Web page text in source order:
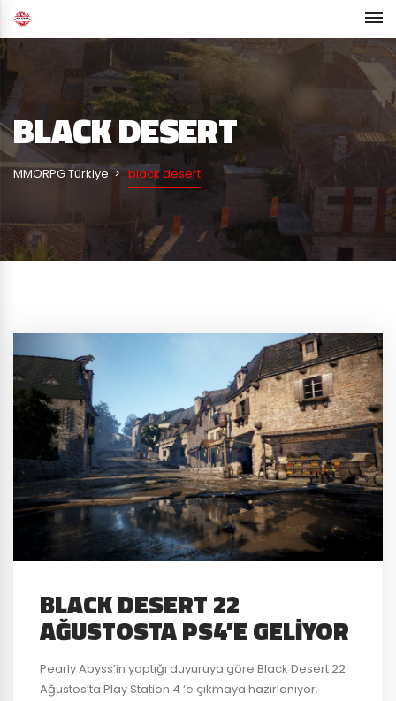
BLACK DESERT
MMORPG Türkiye black desert
BLACK DESERT 22
AĞUSTOSTA PS4’E GELIYOR
Pearly Abyss’in yaptığı duyuruya göre Black Desert 22
Ağustos’ta Play Station 4 ‘e çıkmaya hazırlanıyor.